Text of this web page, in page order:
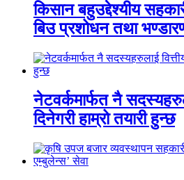
किसान बहुउद्देश्यीय
बिउ प्रशोधन तथा
नेटवर्कमार्फत नै
दिनेगरी हाम्रो तयारी हुन्छ